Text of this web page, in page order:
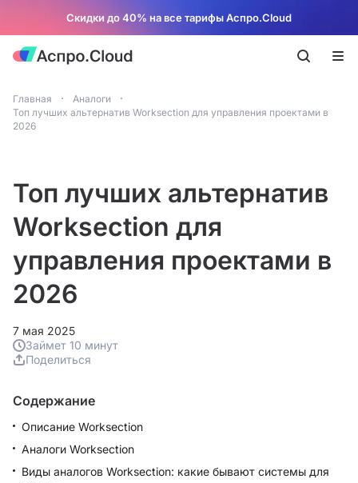
Скидки до 40% на все тарифы Аспро.Cloud
Главная
Аналоги
Топ лучших альтернатив Worksection для управления проектами в
2026
Топ лучших альтернатив
Worksection для
управления проектами в
2026
7 мая 2025
Займет 10 минут
Поделиться
Содержание
Описание Worksection
Аналоги Worksection
Виды аналогов Worksection: какие бывают системы для